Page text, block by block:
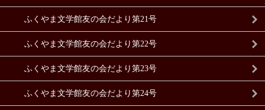
ふくやま文学館友の会だより第21号
ふくやま文学館友の会だより第22号
ふくやま文学館友の会だより第23号
ふくやま文学館友の会だより第24号